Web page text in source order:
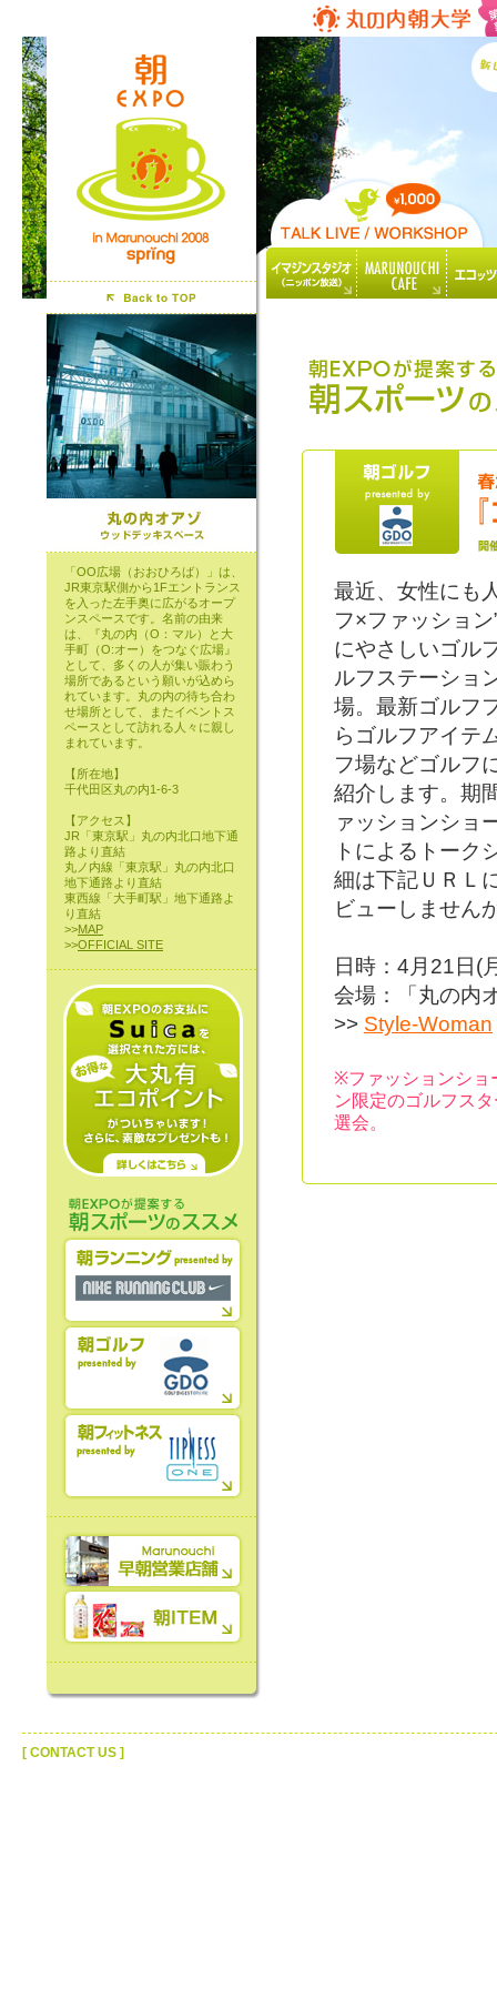
「OO広場（おおひろば）」は、
JR東京駅側から1Fエントランス
を入った左手奥に広がるオープ
ンスペースです。名前の由来
は、『丸の内（O：マル）と大
手町（O:オー）をつなぐ広場』
として、多くの人が集い賑わう
場所であるという願いが込めら
れています。丸の内の待ち合わ
せ場所として、またイベントス
ペースとして訪れる人々に親し
まれています。
【所在地】
千代田区丸の内1-6-3
【アクセス】
JR「東京駅」丸の内北口地下通
路より直結
丸ノ内線「東京駅」丸の内北口
地下通路より直結
東西線「大手町駅」地下通路よ
り直結
>>MAP
>>OFFICIAL SITE
最近、女性にも
フ×ファッショ
にやさしいゴル
ルフステーショ
場。最新ゴルフ
らゴルフアイテ
フ場などゴルフ
紹介します。期
ァッションショ
トによるトーク
細は下記ＵＲＬ
ビューしません
日時：4月21日
会場：「丸の内
>> Style-Woman
※ファッションショ
ン限定のゴルフス
選会。
[ CONTACT US ]